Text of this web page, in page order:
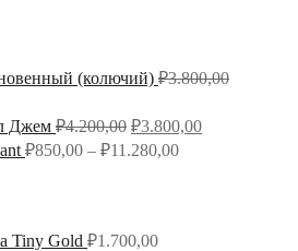
(колючий) ₽3.800,00
Джем ₽4.200,00 ₽3.800,00
₽850,00 – ₽11.280,00
Tiny Gold ₽1.700,00